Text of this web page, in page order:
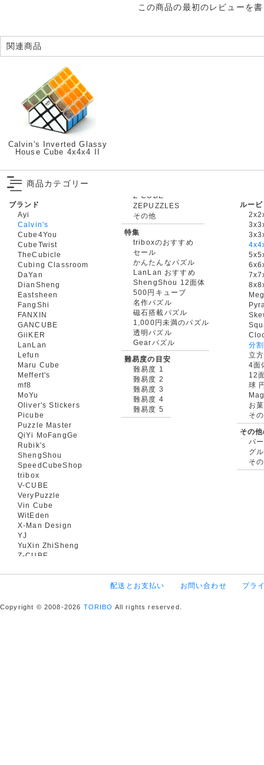
この商品の最初のレビューを
関連商品
Calvin's Inverted Glassy
House Cube 4x4x4 II
商品カテゴリー
ブランド
Ayi
Calvin's
Cube4You
CubeTwist
TheCubicle
Cubing Classroom
DaYan
DianSheng
Eastsheen
FangShi
FANXIN
GANCUBE
GiiKER
LanLan
Lefun
Maru Cube
Meffert's
mf8
MoYu
Oliver's Stickers
Picube
Puzzle Master
QiYi MoFangGe
Rubik's
ShengShou
SpeedCubeShop
tribox
V-CUBE
VeryPuzzle
Vin Cube
WitEden
X-Man Design
YJ
YuXin ZhiSheng
Z-CUBE
ZEPUZZLES
その他
特集
triboxのおすすめ
セール
かんたんなパズル
LanLan おすすめ
ShengShou 12面体
500円キューブ
名作パズル
磁石搭載パズル
1,000円未満のパズル
透明パズル
Gearパズル
難易度の目安
難易度 1
難易度 2
難易度 3
難易度 4
難易度 5
ルー
分
立
4面
12
球
お
そ
その
パ
グ
そ
配送とお支払い お問い合わせ プラ
Copyright © 2008-2026 TORIBO All rights reserved.